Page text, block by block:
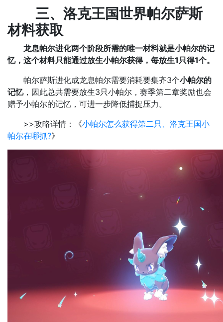
三、洛克王国世界帕尔萨斯
材料获取
龙息帕尔进化两个阶段所需的唯一材料就是小帕尔的记
忆，这个材料只能通过放生小帕尔获得，每放生1只得1个。
帕尔萨斯进化成龙息帕尔需要消耗要集齐3个小帕尔的
记忆，因此总共需要放生3只小帕尔，赛季第二章奖励也会
赠予小帕尔的记忆，可进一步降低捕捉压力。
>>攻略详情：《小帕尔怎么获得第二只、洛克王国小
帕尔在哪抓?》